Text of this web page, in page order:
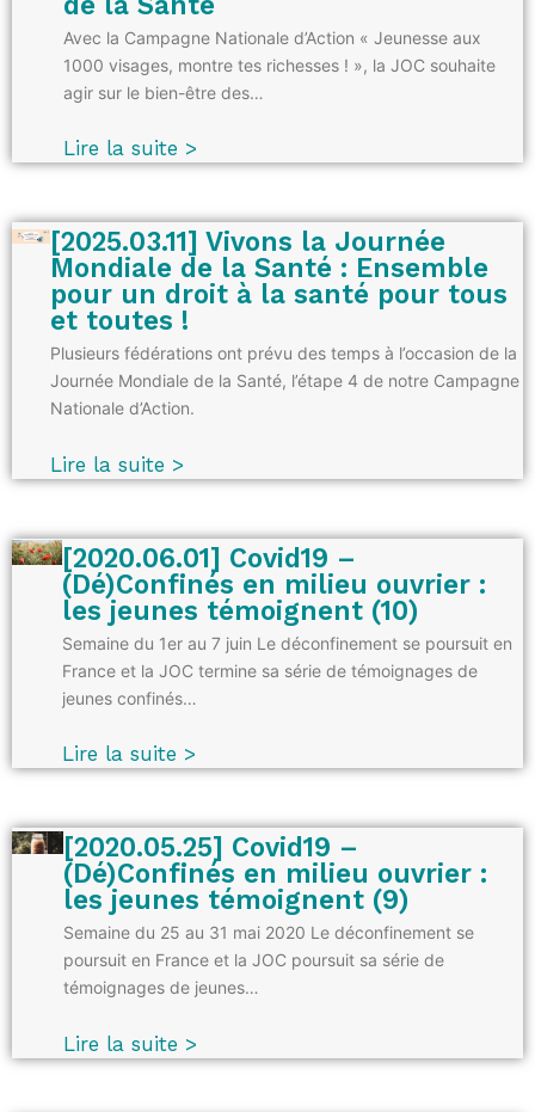
Avec la Campagne Nationale d’Action « Jeunesse aux
1000 visages, montre tes richesses ! », la JOC souhaite
agir sur le bien-être des…
Lire la suite >
[2025.03.11] Vivons la Journée
Mondiale de la Santé : Ensemble
pour un droit à la santé pour tous
et toutes !
Plusieurs fédérations ont prévu des temps à l’occasion de la
Journée Mondiale de la Santé, l’étape 4 de notre Campagne
Nationale d’Action.
Lire la suite >
[2020.06.01] Covid19 –
(Dé)Confinés en milieu ouvrier :
les jeunes témoignent (10)
Semaine du 1er au 7 juin Le déconfinement se poursuit en
France et la JOC termine sa série de témoignages de
jeunes confinés…
Lire la suite >
[2020.05.25] Covid19 –
(Dé)Confinés en milieu ouvrier :
les jeunes témoignent (9)
Semaine du 25 au 31 mai 2020 Le déconfinement se
poursuit en France et la JOC poursuit sa série de
témoignages de jeunes…
Lire la suite >